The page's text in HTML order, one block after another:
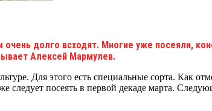
долго всходят. Многие уже посеяли,
Алексей Мармулев.
Для этого есть специальные сорта. Как
следует посеять в первой декаде марта.